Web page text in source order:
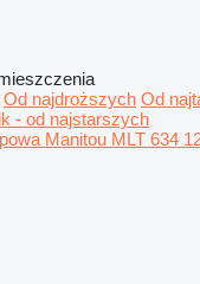
Od najdroższych Od
- od najstarszych